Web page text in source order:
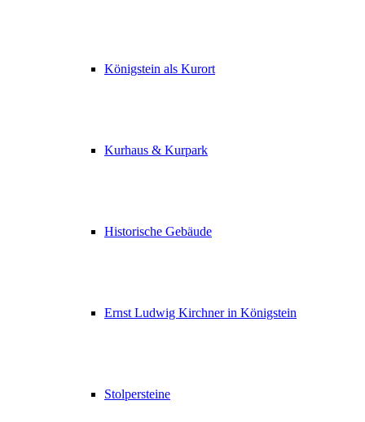
Königstein als Kurort
Kurhaus & Kurpark
Historische Gebäude
Ernst Ludwig Kirchner in Königstein
Stolpersteine